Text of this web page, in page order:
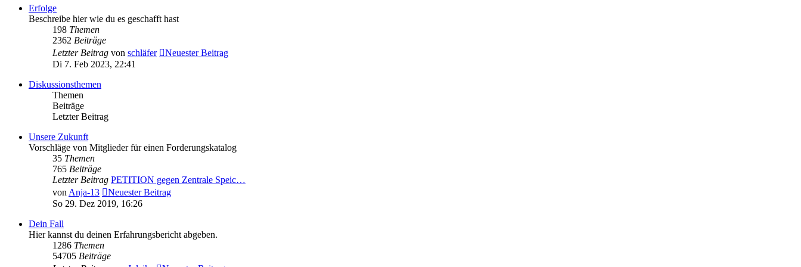
Erfolge
Beschreibe hier wie du es geschafft hast
198 Themen
2362 Beiträge
Letzter Beitrag von schläfer
Neuester Beitrag
Di 7. Feb 2023, 22:41
Diskussionsthemen
Themen
Beiträge
Letzter Beitrag
Unsere Zukunft
Vorschläge von Mitglieder für einen Forderungskatalog
35 Themen
765 Beiträge
Letzter Beitrag PETITION gegen Zentrale Speic…
von Anja-13
Neuester Beitrag
So 29. Dez 2019, 16:26
Dein Fall
Hier kannst du deinen Erfahrungsbericht abgeben.
1286 Themen
54705 Beiträge